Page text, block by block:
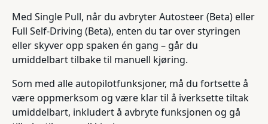
Med Single Pull, når du avbryter Autosteer (Beta) eller
Full Self-Driving (Beta), enten du tar over styringen
eller skyver opp spaken én gang – går du
umiddelbart tilbake til manuell kjøring.
Som med alle autopilotfunksjoner, må du fortsette å
være oppmerksom og være klar til å iverksette tiltak
umiddelbart, inkludert å avbryte funksjonen og gå